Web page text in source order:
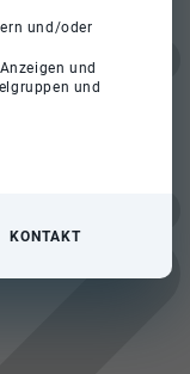
und/oder
und
und
KONTAKT